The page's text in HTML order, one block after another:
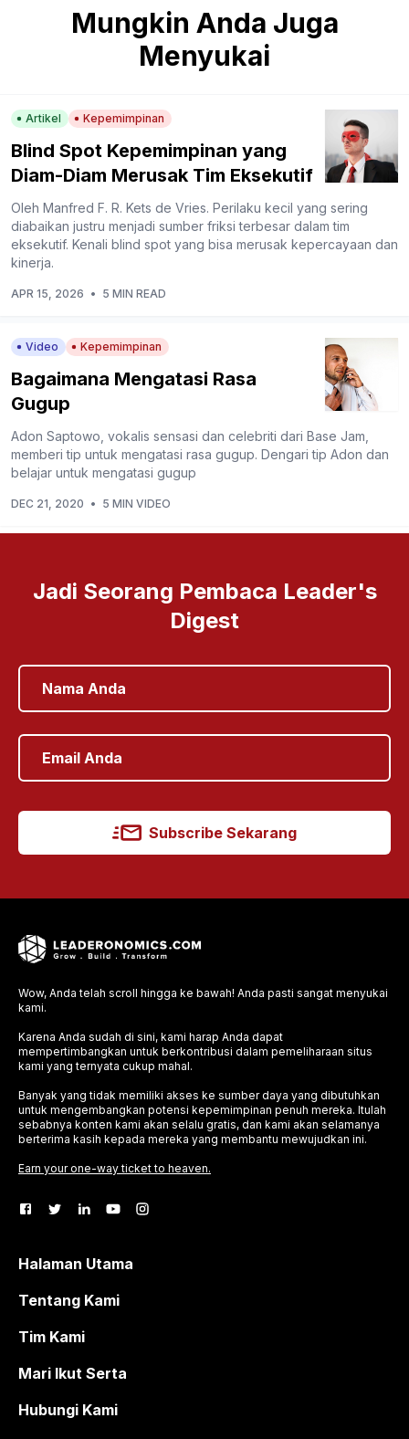
Mungkin Anda Juga
Menyukai
Artikel Kepemimpinan
Blind Spot Kepemimpinan yang
Diam-Diam Merusak Tim Eksekutif
Oleh Manfred F. R. Kets de Vries. Perilaku kecil yang sering
diabaikan justru menjadi sumber friksi terbesar dalam tim
eksekutif. Kenali blind spot yang bisa merusak kepercayaan dan
kinerja.
APR 15, 2026 • 5 MIN READ
Video Kepemimpinan
Bagaimana Mengatasi Rasa
Gugup
Adon Saptowo, vokalis sensasi dan celebriti dari Base Jam,
memberi tip untuk mengatasi rasa gugup. Dengari tip Adon dan
belajar untuk mengatasi gugup
DEC 21, 2020 • 5 MIN VIDEO
Jadi Seorang Pembaca Leader's
Digest
Subscribe Sekarang
Wow, Anda telah scroll hingga ke bawah! Anda pasti sangat menyukai
kami.
Karena Anda sudah di sini, kami harap Anda dapat
mempertimbangkan untuk berkontribusi dalam pemeliharaan situs
kami yang ternyata cukup mahal.
Banyak yang tidak memiliki akses ke sumber daya yang dibutuhkan
untuk mengembangkan potensi kepemimpinan penuh mereka. Itulah
sebabnya konten kami akan selalu gratis, dan kami akan selamanya
berterima kasih kepada mereka yang membantu mewujudkan ini.
Earn your one-way ticket to heaven.
Halaman Utama
Tentang Kami
Tim Kami
Mari Ikut Serta
Hubungi Kami